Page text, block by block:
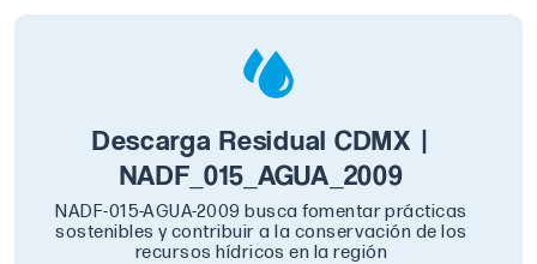
Descarga Residual CDMX |
NADF_015_AGUA_2009
NADF-015-AGUA-2009 busca fomentar prácticas
sostenibles y contribuir a la conservación de los
recursos hídricos en la región